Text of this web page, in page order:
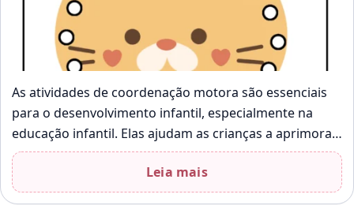
As atividades de coordenação motora são essenciais
para o desenvolvimento infantil, especialmente na
educação infantil. Elas ajudam as crianças a aprimorar
habilidades motoras finas e grossas, além de…
Leia mais